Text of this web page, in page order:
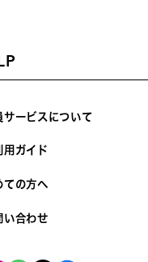
サービスについて
用ガイド
ての方へ
い合わせ